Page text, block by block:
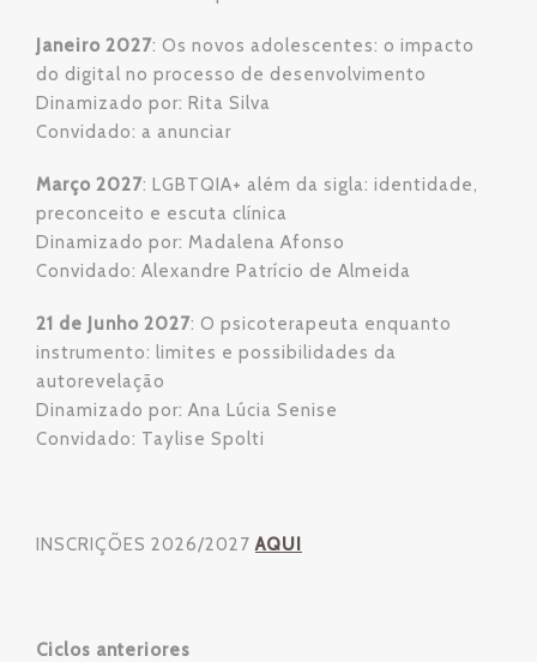
Janeiro 2027: Os novos adolescentes: o impacto
do digital no processo de desenvolvimento
Dinamizado por: Rita Silva
Convidado: a anunciar
Março 2027: LGBTQIA+ além da sigla: identidade,
preconceito e escuta clínica
Dinamizado por: Madalena Afonso
Convidado: Alexandre Patrício de Almeida
21 de Junho 2027: O psicoterapeuta enquanto
instrumento: limites e possibilidades da
autorevelação
Dinamizado por: Ana Lúcia Senise
Convidado: Taylise Spolti
INSCRIÇÕES 2026/2027AQUI
Ciclos anteriores